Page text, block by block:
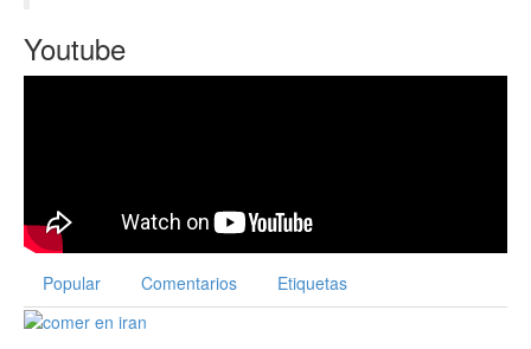
Youtube
Popular Comentarios Etiquetas